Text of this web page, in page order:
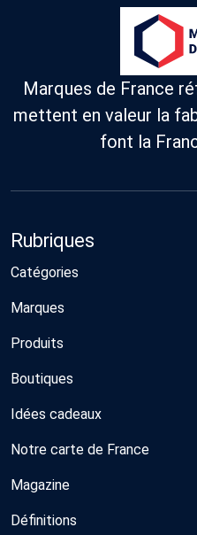
Marques de France
mettent en valeur la
font la
Rubriques
Catégories
Marques
Produits
Boutiques
Idées cadeaux
Notre carte de France
Magazine
Définitions